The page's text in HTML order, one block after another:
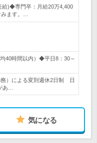
)◆専門卒：月給20万4,400
ます。…
40時間以内）◆平日8：30～
）による変則週休2日制 日
あ…
気になる